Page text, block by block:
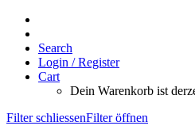
Search
Login / Register
Cart
Dein Warenkorb ist
Filter schliessenFilter öffnen